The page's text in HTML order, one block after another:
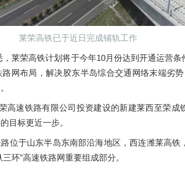
莱荣高铁已于近日完成铺轨工作
，莱荣高铁计划将于今年10月份达到开通运营
网布局，解决胶东半岛综合交通网络末端劣
高速铁路有限公司投资建设的新建莱西至荣成
目标更近一步。
位于山东半岛东南部沿海地区，西连潍莱高铁
环”高速铁路网重要组成部分。